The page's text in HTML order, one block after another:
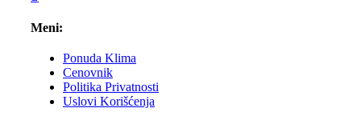
Meni:
Ponuda Klima
Cenovnik
Politika Privatnosti
Uslovi Korišćenja